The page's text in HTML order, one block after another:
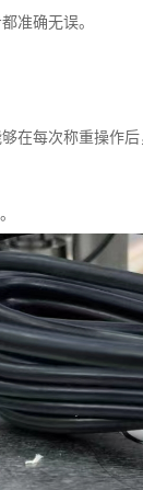
准确无误。
在每次称重操作